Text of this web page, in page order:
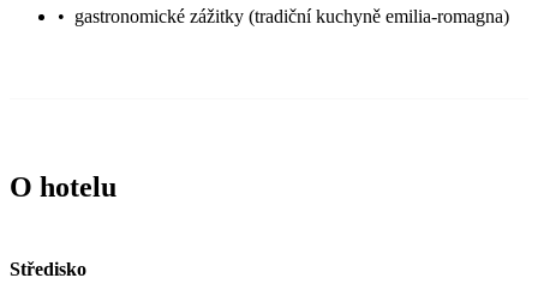
• gastronomické zážitky (tradiční kuchyně emilia-romagna)
O hotelu
Středisko